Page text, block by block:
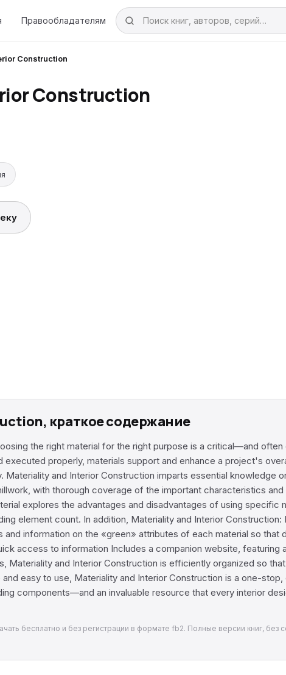
Правообладателям
Construction
Construction
краткое содержание
the right material for the right purpose is a critical—and
properly, materials support and enhance a project's
and Interior Construction imparts essential knowledge
with thorough coverage of the important characteristics
explores the advantages and disadvantages of using specific
element count. In addition, Materiality and Interior Construction:
information on the «green» attributes of each material so that
access to information Includes a companion website, featuring
Materiality and Interior Construction is efficiently organized so
easy to use, Materiality and Interior Construction is a one-
components—and an invaluable resource that every interior
бесплатно и без регистрации в формате fb2. Полные версии книг, без